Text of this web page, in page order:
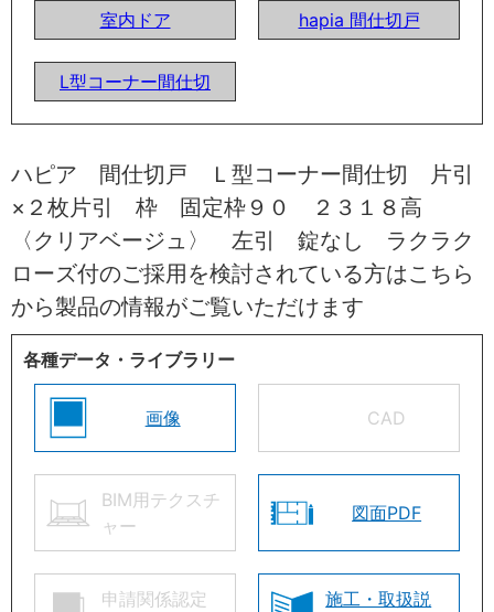
室内ドア
hapia 間仕切戸
L型コーナー間仕切
ハピア 間仕切戸 Ｌ型コーナー間仕切 片引
×２枚片引 枠 固定枠９０ ２３１８高
〈クリアベージュ〉 左引 錠なし ラクラク
ローズ付のご採用を検討されている方はこちら
から製品の情報がご覧いただけます
各種データ・ライブラリー
画像 CAD
BIM用テクスチ
ャー
図面PDF
申請関係認定
施工・取扱説